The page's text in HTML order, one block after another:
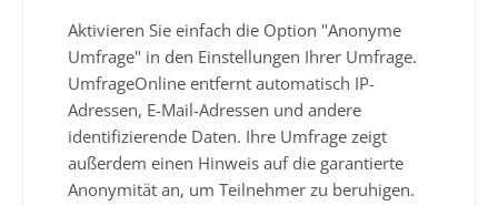
Aktivieren Sie einfach die Option "Anonyme
Umfrage" in den Einstellungen Ihrer Umfrage.
UmfrageOnline entfernt automatisch IP-
Adressen, E-Mail-Adressen und andere
identifizierende Daten. Ihre Umfrage zeigt
außerdem einen Hinweis auf die garantierte
Anonymität an, um Teilnehmer zu beruhigen.